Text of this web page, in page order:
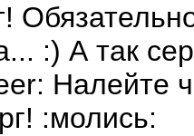
:) А так
Налейте
:молись: